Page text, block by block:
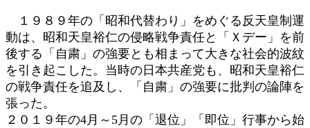
１９８９年の「昭和代替わり」をめぐる反天皇制運
動は、昭和天皇裕仁の侵略戦争責任と「Ｘデー」を前
後する「自粛」の強要とも相まって大きな社会的波紋
を引き起こした。当時の日本共産党も、昭和天皇裕仁
の戦争責任を追及し、「自粛」の強要に批判の論陣を
張った。
２０１９年の4月～5月の「退位」「即位」行事から始